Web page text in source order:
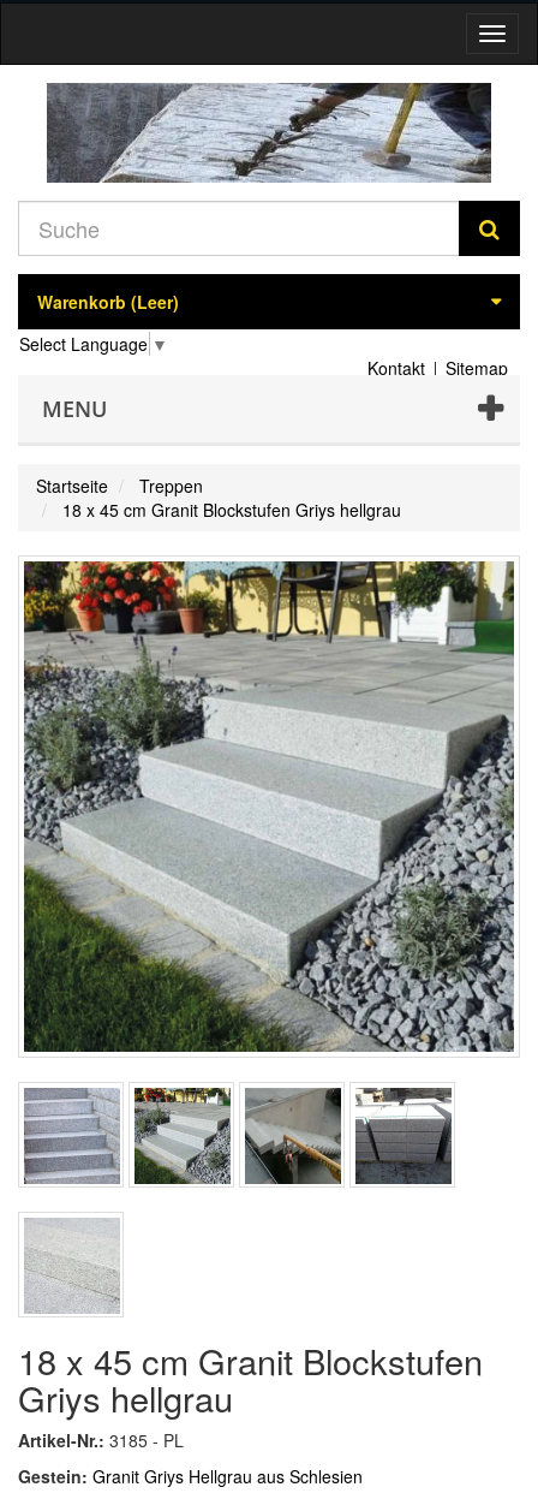
Warenkorb (Leer)
Select Language ▼
Kontakt
Sitemap
MENU
Startseite
Treppen
18 x 45 cm Granit Blockstufen Griys hellgrau
18 x 45 cm Granit Blockstufen
Griys hellgrau
Artikel-Nr.: 3185 - PL
Gestein: Granit Griys Hellgrau aus Schlesien